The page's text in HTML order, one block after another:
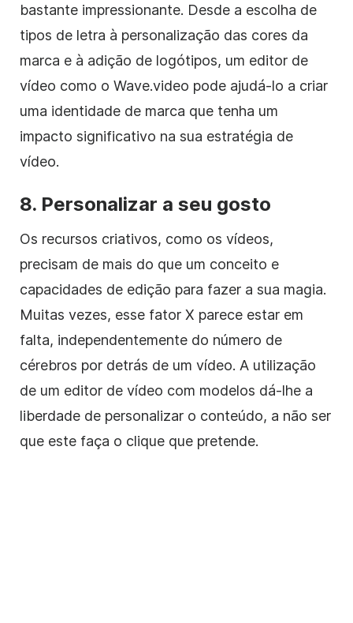
bastante impressionante. Desde a escolha de
tipos de letra à personalização das cores da
marca e à adição de logótipos, um editor de
vídeo como o Wave.video pode ajudá-lo a criar
uma identidade de marca que tenha um
impacto significativo na sua estratégia de
vídeo.
8. Personalizar a seu gosto
Os recursos criativos, como os vídeos,
precisam de mais do que um conceito e
capacidades de edição para fazer a sua magia.
Muitas vezes, esse fator X parece estar em
falta, independentemente do número de
cérebros por detrás de um vídeo. A utilização
de um editor de vídeo com modelos dá-lhe a
liberdade de personalizar o conteúdo, a não ser
que este faça o clique que pretende.